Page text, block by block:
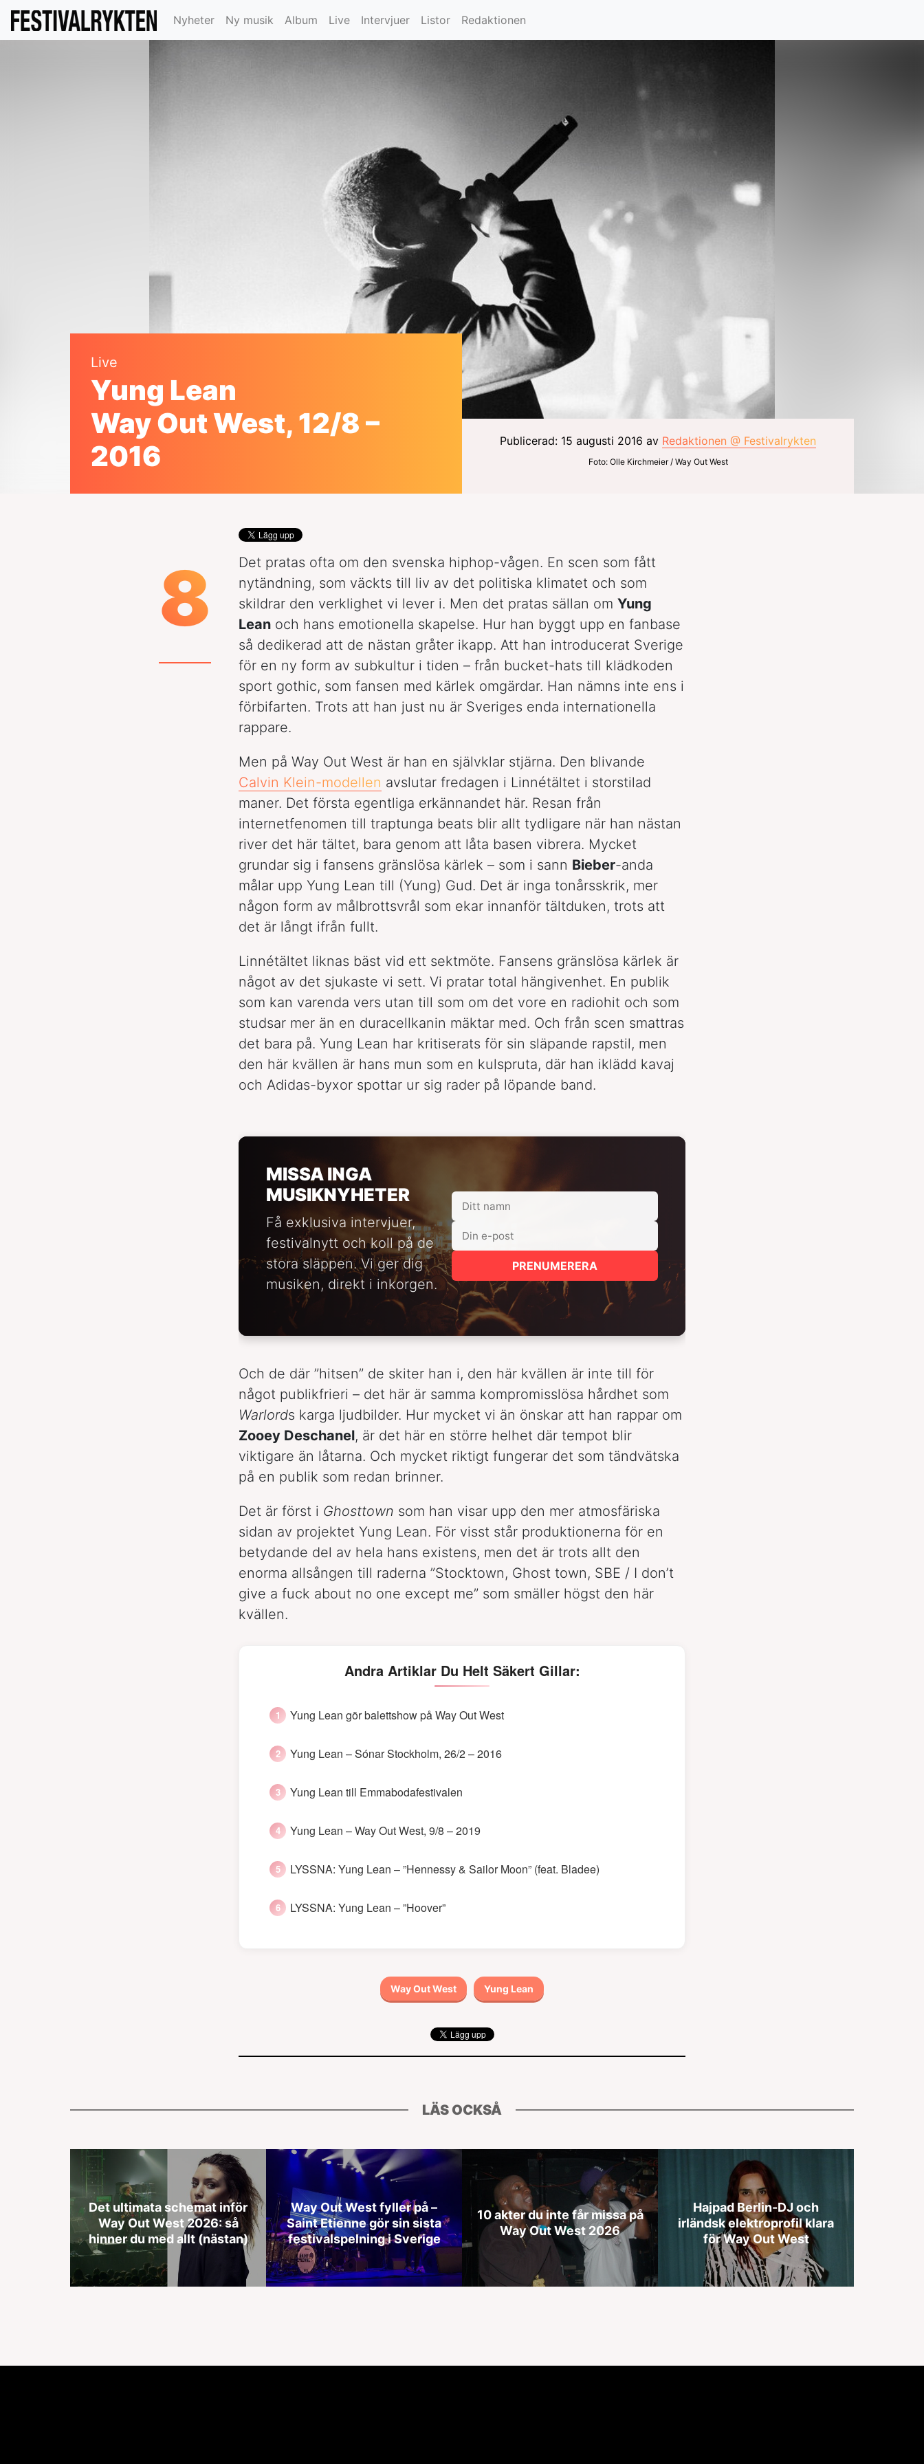
Nyheter Ny musik Album Live Intervjuer Listor Redaktionen
Live
Yung Lean
Way Out West, 12/8 –
2016
Publicerad: 15 augusti 2016 av Redaktionen @ Festivalrykten
Foto: Olle Kirchmeier / Way Out West
8
Det pratas ofta om den svenska hiphop-vågen. En scen som fått
nytändning, som väckts till liv av det politiska klimatet och som
skildrar den verklighet vi lever i. Men det pratas sällan om Yung
Lean och hans emotionella skapelse. Hur han byggt upp en fanbase
så dedikerad att de nästan gråter ikapp. Att han introducerat Sverige
för en ny form av subkultur i tiden – från bucket-hats till klädkoden
sport gothic, som fansen med kärlek omgärdar. Han nämns inte ens i
förbifarten. Trots att han just nu är Sveriges enda internationella
rappare.
Men på Way Out West är han en självklar stjärna. Den blivande
Calvin Klein-modellen avslutar fredagen i Linnétältet i storstilad
maner. Det första egentliga erkännandet här. Resan från
internetfenomen till traptunga beats blir allt tydligare när han nästan
river det här tältet, bara genom att låta basen vibrera. Mycket
grundar sig i fansens gränslösa kärlek – som i sann Bieber-anda
målar upp Yung Lean till (Yung) Gud. Det är inga tonårsskrik, mer
någon form av målbrottsvrål som ekar innanför tältduken, trots att
det är långt ifrån fullt.
Linnétältet liknas bäst vid ett sektmöte. Fansens gränslösa kärlek är
något av det sjukaste vi sett. Vi pratar total hängivenhet. En publik
som kan varenda vers utan till som om det vore en radiohit och som
studsar mer än en duracellkanin mäktar med. Och från scen smattras
det bara på. Yung Lean har kritiserats för sin släpande rapstil, men
den här kvällen är hans mun som en kulspruta, där han iklädd kavaj
och Adidas-byxor spottar ur sig rader på löpande band.
MISSA INGA
MUSIKNYHETER
Få exklusiva intervjuer,
festivalnytt och koll på de
stora släppen. Vi ger dig
musiken, direkt i inkorgen.
PRENUMERERA
Och de där ”hitsen” de skiter han i, den här kvällen är inte till för
något publikfrieri – det här är samma kompromisslösa hårdhet som
Warlords karga ljudbilder. Hur mycket vi än önskar att han rappar om
Zooey Deschanel, är det här en större helhet där tempot blir
viktigare än låtarna. Och mycket riktigt fungerar det som tändvätska
på en publik som redan brinner.
Det är först i Ghosttown som han visar upp den mer atmosfäriska
sidan av projektet Yung Lean. För visst står produktionerna för en
betydande del av hela hans existens, men det är trots allt den
enorma allsången till raderna ”Stocktown, Ghost town, SBE / I don’t
give a fuck about no one except me” som smäller högst den här
kvällen.
Andra Artiklar Du Helt Säkert Gillar:
Yung Lean gör balettshow på Way Out West
Yung Lean – Sónar Stockholm, 26/2 – 2016
Yung Lean till Emmabodafestivalen
Yung Lean – Way Out West, 9/8 – 2019
LYSSNA: Yung Lean – ”Hennessy & Sailor Moon” (feat. Bladee)
LYSSNA: Yung Lean – ”Hoover”
Way Out West Yung Lean
LÄS OCKSÅ
Det ultimata schemat inför
Way Out West 2026: så
hinner du med allt (nästan)
Way Out West fyller på –
Saint Etienne gör sin sista
festivalspelning i Sverige
10 akter du inte får missa på
Way Out West 2026
Hajpad Berlin-DJ och
irländsk elektroprofil klara
för Way Out West